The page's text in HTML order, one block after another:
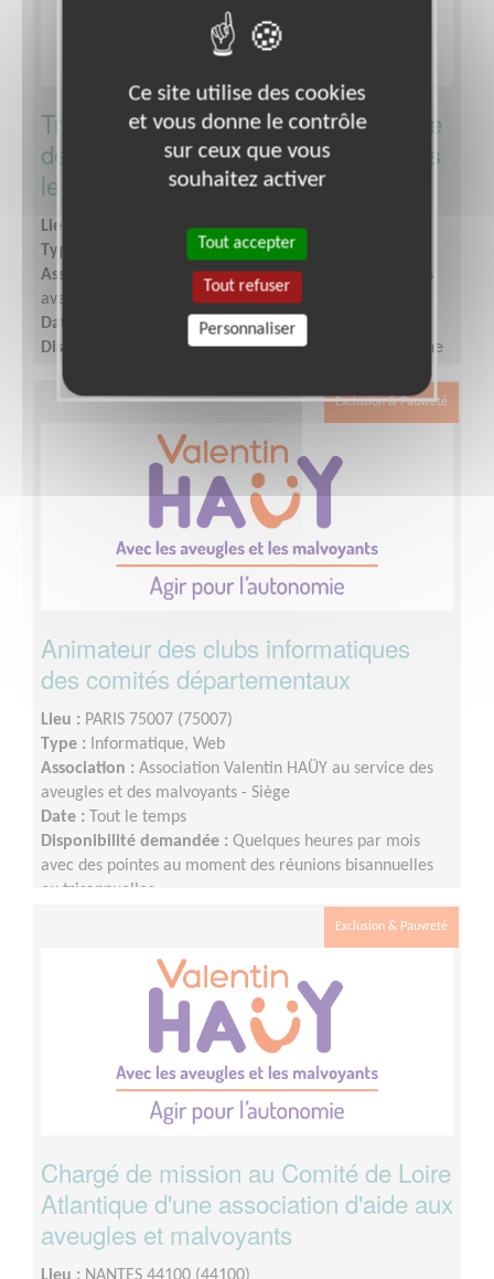
Trésorier d'une association au service
des aveugles et des malvoyants dans
le Vaucluse
Lieu :
AVIGNON (84000)
Type :
Gestion financière et comptable
Association :
Association Valentin HAÜY au service des
aveugles et des malvoyants - Siège
Date :
Disponibilité demandée :quelques heures par semaine
Exclusion & Pauvreté
Animateur des clubs informatiques
des comités départementaux
Lieu : PARIS 75007 (75007)
Type :
Informatique, Web
Association : Association Valentin HAÜY au service des
aveugles et des malvoyants - Siège
Date :
Tout le temps
Disponibilité demandée : Quelques heures par mois
avec des pointes au moment des réunions bisannuelles
ou trisannuelles.
Exclusion & Pauvreté
Chargé de mission au Comité de Loire
Atlantique d'une association d'aide aux
aveugles et malvoyants
Ce site utilise des cookies
et vous donne le contrôle
sur ceux que vous
souhaitez activer
Tout accepter
Tout refuser
Personnaliser